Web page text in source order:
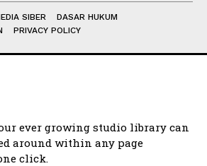
SIBER
DASAR HUKUM
PRIVACY POLICY
ever growing studio library can
around within any page
click.